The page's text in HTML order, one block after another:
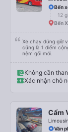
Bến
12
Bến
Xe chạy đúng giờ
cũng là 1 điểm
nệm gối mới.
Không cần
Xác nhận chỗ
Cẩm
Văn